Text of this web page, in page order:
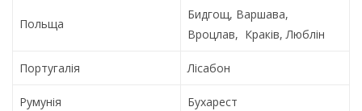
Польща
Бидгощ, Варшава,
Вроцлав, Краків, Люблін
Португалія Лісабон
Румунія Бухарест